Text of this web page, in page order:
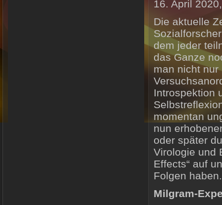
16. April
Die aktuelle
dem jeder
das Ganze
man nicht
Introspektion
momentan
nun
oder später
Virologie und
Effects“ auf
Folgen haben.
Milgram-